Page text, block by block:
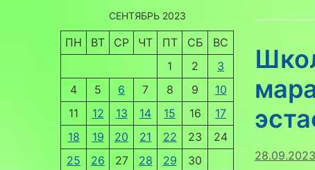
СЕНТЯБРЬ 2023
ПН ВТ СР ЧТ ПТ СБ
ВС
1
2
3
4
5 6 7 8 9
10
11
12 13 14 15 16
17
18
19 20 21 22 23
24
25
26 27 28 29 30 28.09.2023